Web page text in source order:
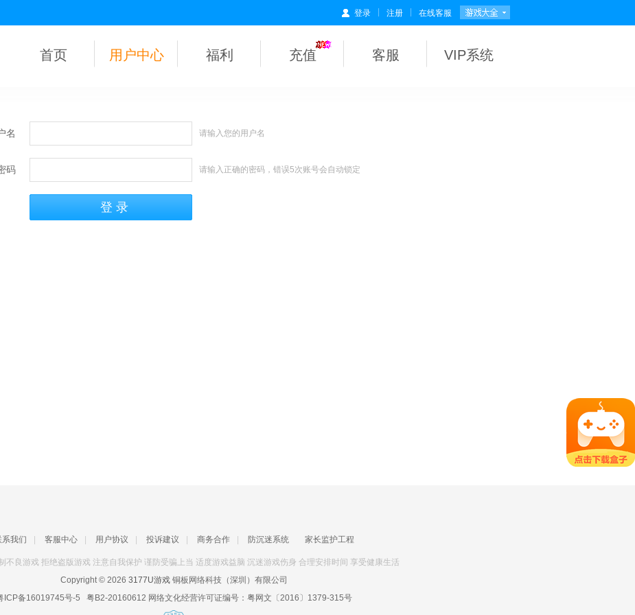
登录 注册 在线客服
首页 用户中心 福利 充值 客服 VIP系统
名 请输入您的用户名
码 请输入正确的密码，错误5次账号会自动锁定
系我们 客服中心 用户协议 投诉建议 商务合作 防沉迷系统 家长监护工程
不良游戏 拒绝盗版游戏 注意自我保护 谨防受骗上当 适度游戏益脑 沉迷游戏伤身 合理安排时间 享受健康生活
Copyright © 2026 3177U游戏铜板网络科技（深圳）有限公司
ICP备16019745号-5 粤B2-20160612 网络文化经营许可证编号： 粤网文〔2016〕1379-315号